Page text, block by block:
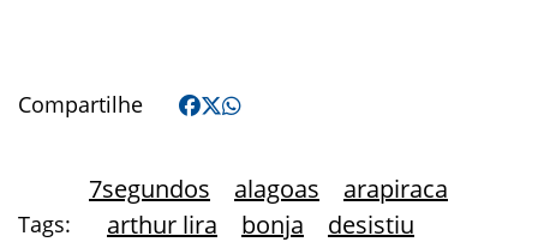
Compartilhe
Tags:
7segundos alagoas
arapiraca
arthur lira
bonja
desistiu